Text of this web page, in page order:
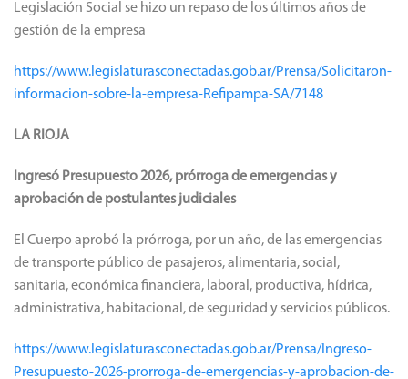
Legislación Social se hizo un repaso de los últimos años de
gestión de la empresa
https://www.legislaturasconectadas.gob.ar/Prensa/Solicitaron-
informacion-sobre-la-empresa-Refipampa-SA/7148
LA RIOJA
Ingresó Presupuesto 2026, prórroga de emergencias y
aprobación de postulantes judiciales
El Cuerpo aprobó la prórroga, por un año, de las emergencias
de transporte público de pasajeros, alimentaria, social,
sanitaria, económica financiera, laboral, productiva, hídrica,
administrativa, habitacional, de seguridad y servicios públicos.
https://www.legislaturasconectadas.gob.ar/Prensa/Ingreso-
Presupuesto-2026-prorroga-de-emergencias-y-aprobacion-de-